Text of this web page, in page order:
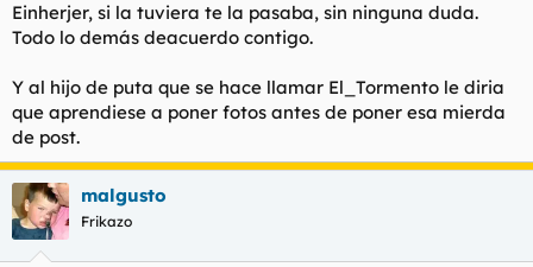
Einherjer, si la tuviera te la pasaba, sin ninguna duda.
Todo lo demás deacuerdo contigo.
Y al hijo de puta que se hace llamar El_Tormento le diria
que aprendiese a poner fotos antes de poner esa mierda
de post.
malgusto
Frikazo